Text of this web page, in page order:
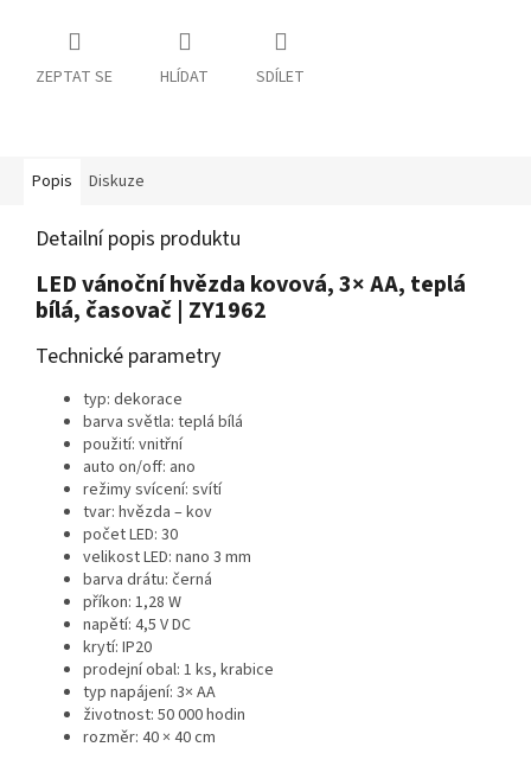
ZEPTAT SE HLÍDAT SDÍLET
Popis Diskuze
Detailní popis produktu
LED vánoční hvězda kovová, 3× AA, teplá
bílá, časovač | ZY1962
Technické parametry
typ: dekorace
barva světla: teplá bílá
použití: vnitřní
auto on/off: ano
režimy svícení: svítí
tvar: hvězda – kov
počet LED: 30
velikost LED: nano 3 mm
barva drátu: černá
příkon: 1,28 W
napětí: 4,5 V DC
krytí: IP20
prodejní obal: 1 ks, krabice
typ napájení: 3× AA
životnost: 50 000 hodin
rozměr: 40 × 40 cm